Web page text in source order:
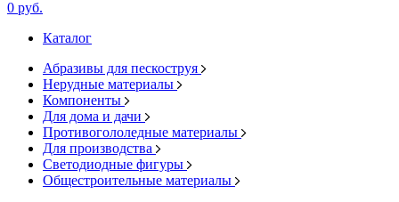
0 руб.
Каталог
Абразивы для пескоструя
Нерудные материалы
Компоненты
Для дома и дачи
Противогололедные материалы
Для производства
Светодиодные фигуры
Общестроительные материалы